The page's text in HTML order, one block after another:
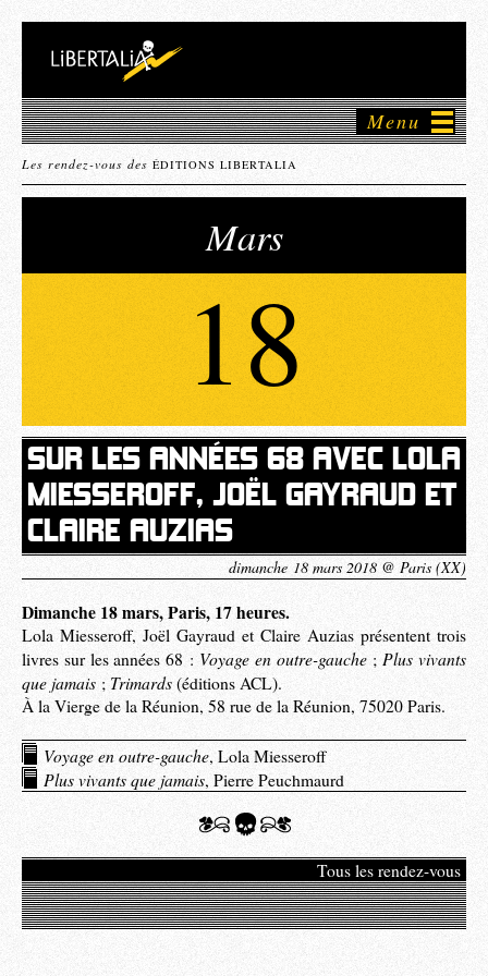
Menu
Les rendez-vous des ÉDITIONS LIBERTALIA
SUR LES ANNÉES 68 AVEC LOLA
MIESSEROFF, JOËL GAYRAUD ET
CLAIRE AUZIAS
dimanche 18 mars 2018 @ Paris (XX)
18
Mars
Dimanche 18 mars, Paris, 17 heures.
Lola Miesseroff, Joël Gayraud et Claire Auzias présentent trois
livres sur les années 68 :Voyage en outre-gauche;Plus vivants
que jamais ; Trimards (éditions ACL).
À la Vierge de la Réunion, 58 rue de la Réunion, 75020 Paris.
Voyage en outre-gauche, Lola Miesseroff
Plus vivants que jamais, Pierre Peuchmaurd
Tous les rendez-vous